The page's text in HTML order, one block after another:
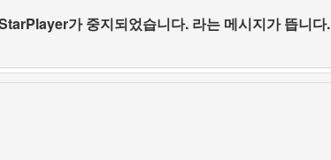
가 중지되었습니다. 라는 메시지가 뜹니다.